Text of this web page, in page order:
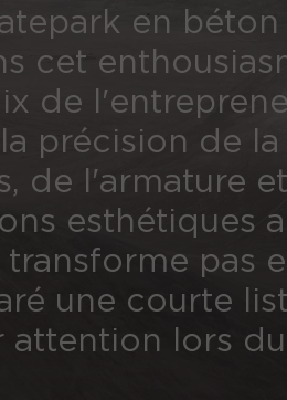
en
cet
de
précision de
de l'armature
esthétiques
pas
une courte
attention lors